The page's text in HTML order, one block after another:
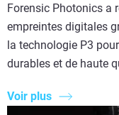
Forensic Photonics a
empreintes digitales
la technologie P3
durables et de haute
Voir plus